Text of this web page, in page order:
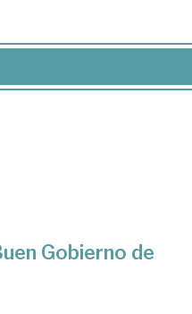
Gobierno de